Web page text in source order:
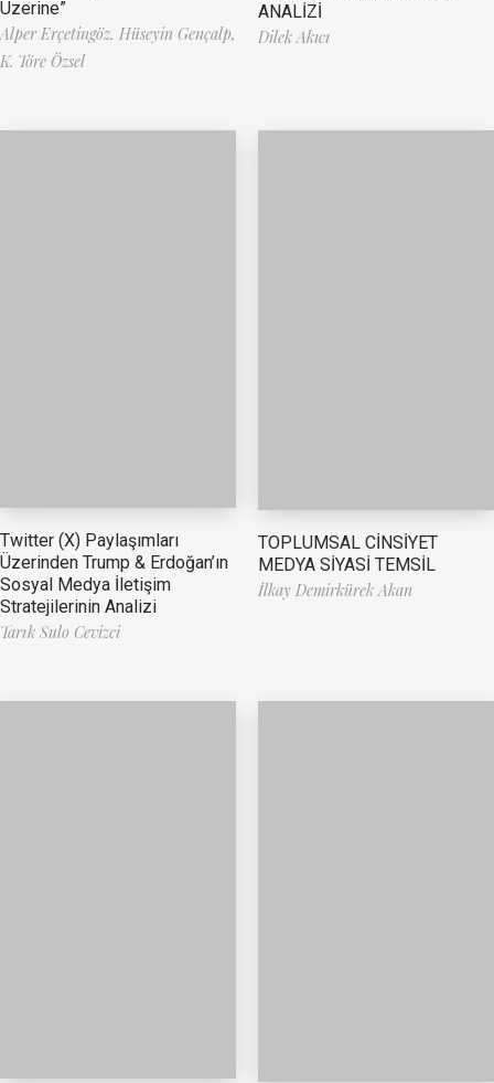
Üzerine”
Alper Erçetingöz, Hüseyin Gençalp,
K. Töre Özsel
ANALİZİ
Dilek Akıcı
Twitter (X) Paylaşımları
Üzerinden Trump & Erdoğan’ın
Sosyal Medya İletişim
Stratejilerinin Analizi
Tarık Sulo Cevizci
TOPLUMSAL CİNSİYET
MEDYA SİYASİ TEMSİL
İlkay Demirkürek Akan